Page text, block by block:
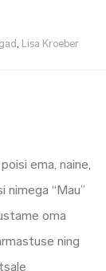
, Lisa Kroeber
ema, naine,
nimega “Mau”
oma
ning